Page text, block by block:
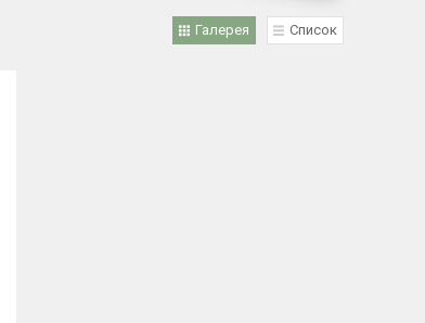
Галерея Список